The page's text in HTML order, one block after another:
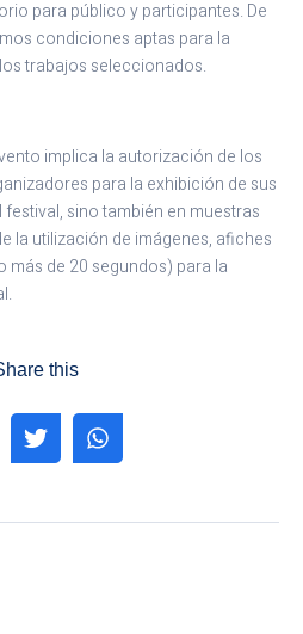
para público y participantes. De
condiciones aptas para la
trabajos seleccionados.
implica la autorización de los
para la exhibición de sus
sino también en muestras
la utilización de imágenes, afiches
más de 20 segundos) para la
this